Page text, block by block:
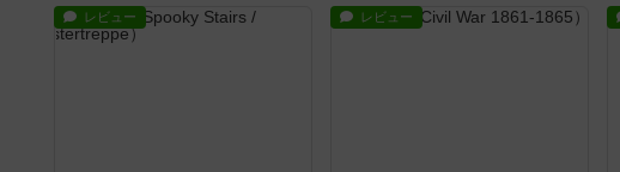
レビュー レビュー